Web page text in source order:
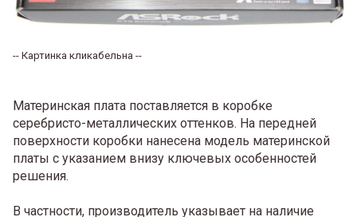
-- Картинка кликабельна --
Материнская плата поставляется в коробке
серебристо-металлических оттенков. На передней
поверхности коробки нанесена модель материнской
платы с указанием внизу ключевых особенностей
решения.
В частности, производитель указывает на наличие